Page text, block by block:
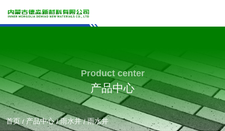
Product center
产品中心
首页 /产品中心 /雨水井 /雨水井